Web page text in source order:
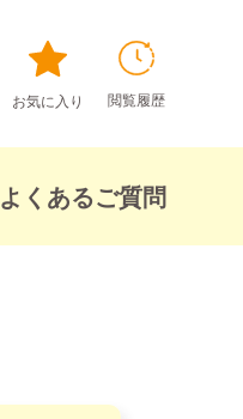
お気に入り 閲覧履歴
よくあるご質問